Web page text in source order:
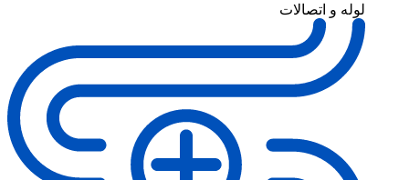
لوله و اتصالات